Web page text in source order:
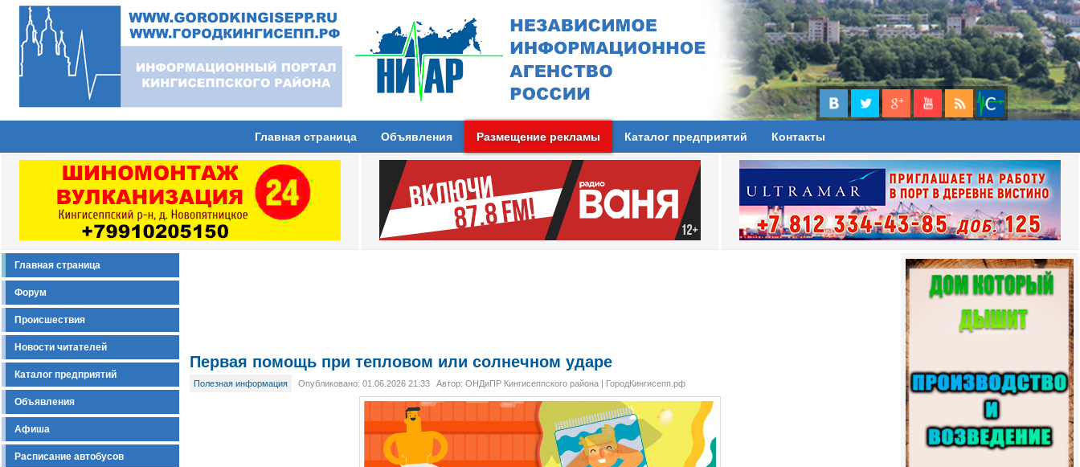
Главная страница Объявления Размещение рекламы Каталог предприятий Контакты
Главная страница
Форум
Происшествия
Новости читателей
Каталог предприятий
Объявления
Афиша
Расписание автобусов
Первая помощь при тепловом или солнечном ударе
Полезная информация Опубликовано: 01.06.2026 21:33 Автор: ОНДиПР Кингисеппского района | ГородКингисепп.рф